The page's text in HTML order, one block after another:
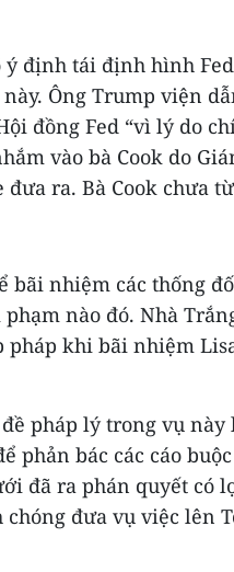
ý định tái định hình Fed
Ông Trump viện
đồng Fed “vì lý do
vào bà Cook do
ra. Bà Cook chưa
bãi nhiệm các thống
nào đó. Nhà
pháp khi bãi nhiệm
pháp lý trong vụ này
phản bác các cáo buộc
đã ra phán quyết có
đưa vụ việc lên